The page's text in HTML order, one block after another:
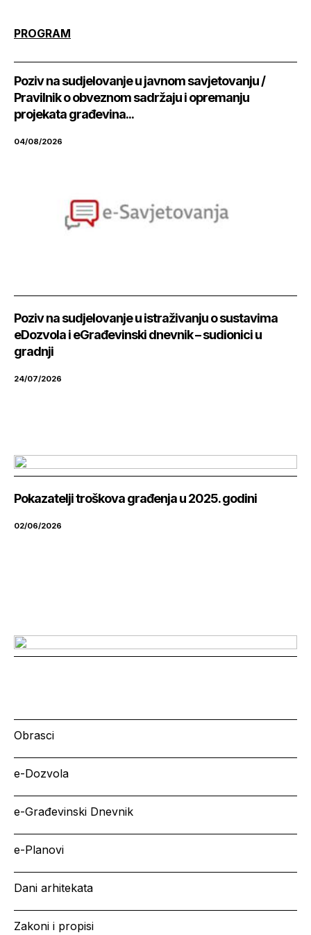
PROGRAM
Poziv na sudjelovanje u javnom savjetovanju /
Pravilnik o obveznom sadržaju i opremanju
projekata građevina...
04/08/2026
Poziv na sudjelovanje u istraživanju o sustavima
eDozvola i eGrađevinski dnevnik – sudionici u
gradnji
24/07/2026
Pokazatelji troškova građenja u 2025. godini
02/06/2026
Obrasci
e-Dozvola
e-Građevinski Dnevnik
e-Planovi
Dani arhitekata
Zakoni i propisi